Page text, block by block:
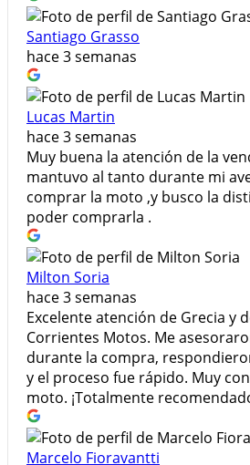
Santiago Grasso
hace 3 semanas
Lucas Martin
hace 3 semanas
Muy buena la atención de la
mantuvo al tanto durante mi
comprar la moto ,y busco la
poder comprarla .
Milton Soria
hace 3 semanas
Excelente atención de Grecia y
Corrientes Motos. Me
durante la compra,
y el proceso fue rápido. Muy
moto. ¡Totalmente
Marcelo Fioravantti